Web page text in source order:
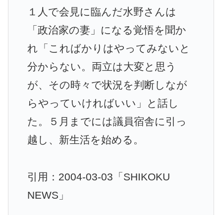
１人で会見に臨んだ水野さんは
「政治家の妻」になる覚悟を聞か
れ「こればかりはやってみないと
分からない。両立は大変と思う
が、その時々で状況を判断しなが
らやっていければいい」と話し
た。５月までには議員宿舎に引っ
越し、新生活を始める。
引用：2004-03-03「SHIKOKU
NEWS」